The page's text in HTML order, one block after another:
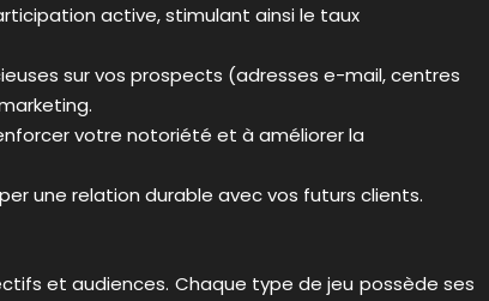
active, stimulant ainsi le taux
sur vos prospects (adresses e-mail, centres
votre notoriété et à améliorer la
une relation durable avec vos futurs clients.
et audiences. Chaque type de jeu possède ses